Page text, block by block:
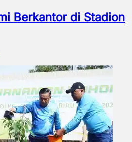
Berkantor di Stadion